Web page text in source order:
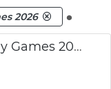
2026 .
Comité de seguimiento Gay Games 2026